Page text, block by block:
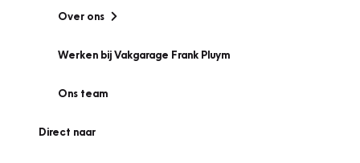
Over ons
Werken bij Vakgarage Frank Pluym
Ons team
Direct naar